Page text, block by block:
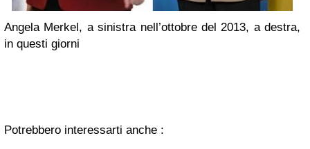
Angela Merkel, a sinistra nell’ottobre del 2013, a destra,
in questi giorni
Potrebbero interessarti anche :